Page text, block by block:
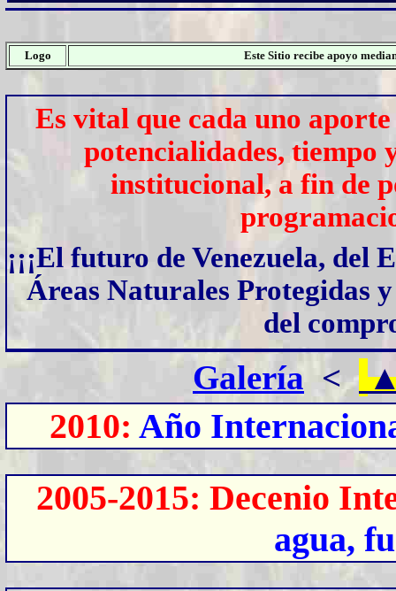
Logo Este Sitio recibe apoyo
Es vital que cada uno
potencialidades, tiempo
institucional, a fin de
¡¡¡El futuro de Venezuela, del
Áreas Naturales Protegidas
del
Galería <
2010: Año
2005-2015: Decenio
agua,